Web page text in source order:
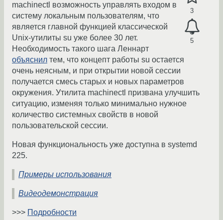
3
5
machinectl возможность управлять входом в
систему локальным пользователям, что
является главной функцией классической
Unix-утилиты su уже более 30 лет.
Необходимость такого шага Леннарт
объяснил тем, что концепт работы su остается
очень неясным, и при открытии новой сессии
получается смесь старых и новых параметров
окружения. Утилита machinectl призвана улучшить
ситуацию, изменяя только минимально нужное
количество системных свойств в новой
пользовательской сессии.
Новая функциональность уже доступна в systemd
225.
Примеры использования
Видеодемонстрация
>>> Подробности